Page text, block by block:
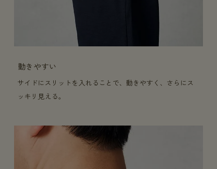
動きやすい
サイドにスリットを入れることで、動きやすく、さらにス
ッキリ見える。